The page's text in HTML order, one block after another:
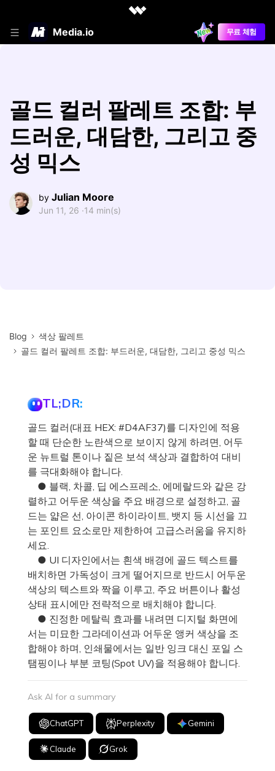
Media.io 무료 체험
골드 컬러 팔레트 조합: 부
드러운, 대담한, 그리고 중
성 믹스
by Julian Moore
Jun 11, 26 ·14 min(s)
Blog
색상 팔레트
골드 컬러 팔레트 조합: 부드러운, 대담한, 그리고 중성 믹스
TL;DR:
골드 컬러(대표 HEX: #D4AF37)를 디자인에 적용
할 때 단순한 노란색으로 보이지 않게 하려면, 어두
운 뉴트럴 톤이나 짙은 보석 색상과 결합하여 대비
를 극대화해야 합니다.
● 블랙, 차콜, 딥 에스프레소, 에메랄드와 같은 강
렬하고 어두운 색상을 주요 배경으로 설정하고, 골
드는 얇은 선, 아이콘 하이라이트, 뱃지 등 시선을 끄
는 포인트 요소로만 제한하여 고급스러움을 유지하
세요.
● UI 디자인에서는 흰색 배경에 골드 텍스트를
배치하면 가독성이 크게 떨어지므로 반드시 어두운
색상의 텍스트와 짝을 이루고, 주요 버튼이나 활성
상태 표시에만 전략적으로 배치해야 합니다.
● 진정한 메탈릭 효과를 내려면 디지털 화면에
서는 미묘한 그라데이션과 어두운 앵커 색상을 조
합해야 하며, 인쇄물에서는 일반 잉크 대신 포일 스
탬핑이나 부분 코팅(Spot UV)을 적용해야 합니다.
Ask AI for a summary
ChatGPT Perplexity Gemini
Claude Grok